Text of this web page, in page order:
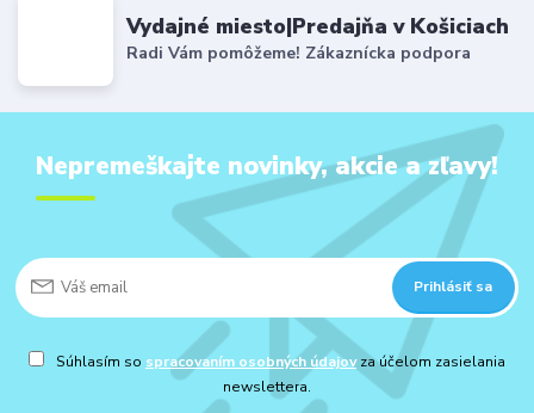
Vydajné miesto|Predajňa v Košiciach
Radi Vám pomôžeme! Zákaznícka podpora
Nepremeškajte novinky, akcie a zľavy!
Prihlásiť sa
Súhlasím so spracovaním osobných údajovza účelom zasielania
newslettera.